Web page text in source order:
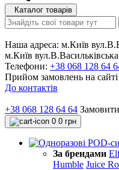
Каталог товарів
Наша адреса: м.Київ
м.Київ
Телефони: +38 068 128 64
Прийом замовлень на
До контактів
+38 068 128 64 64
0 0 грн
За брендами
Humble Juice